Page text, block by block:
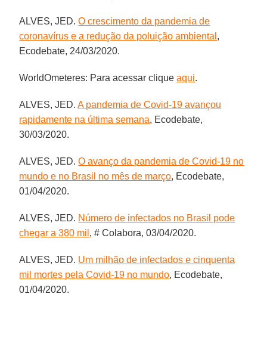
ALVES, JED.O crescimento da pandemia de
coronavírus e a redução da poluição ambiental ,
Ecodebate, 24/03/2020.
WorldOmeteres: Para acessar cliqueaqui.
ALVES, JED.A pandemia de Covid-19 avançou
rapidamente na última semana, Ecodebate,
30/03/2020.
ALVES, JED.O avanço da pandemia de Covid-19 no
mundo e no Brasil no mês de março, Ecodebate,
01/04/2020.
ALVES, JED. Número de infectados no Brasil pode
chegar a 380 mil , # Colabora, 03/04/2020.
ALVES, JED. Um milhão de infectados e cinquenta
mil mortes pela Covid-19 no mundo, Ecodebate,
01/04/2020.